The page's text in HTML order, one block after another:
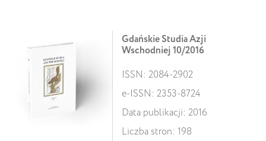
Gdańskie Studia Azji
Wschodniej 10/2016
ISSN: 2084-2902
e-ISSN: 2353-8724
Data publikacji: 2016
Liczba stron: 198